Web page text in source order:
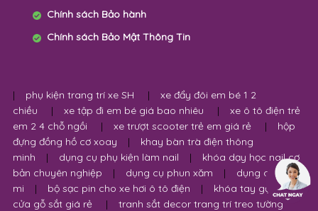
Chính sách Bảo hành
Chính sách Bảo Mật Thông Tin
| phụ kiện trang trí xe SH |
xe đẩy đôi em bé 1 2
chiều
| xe tập đi em bé giá bao nhiêu |
xe ô tô điện trẻ
em 2 4 chỗ ngồi
| xe trượt scooter trẻ em giá rẻ |
hộp
đựng đồng hồ cơ xoay
|
khay bàn trà điện thông
minh
| dụng cụ phụ kiện làm nail |
khóa dạy học nail cơ
bản chuyên nghiệp
| dụng cụ phun xăm |
dụng cụ nối
mi
| bộ sạc pin cho xe hơi ô tô điện |
khóa tay gạt nắm
cửa gỗ sắt giá rẻ
| tranh sắt decor trang trí treo tường